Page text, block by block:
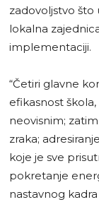
zadovoljstvo
lokalna
implementaciji.
“Četiri glavne
efikasnost
neovisnim;
zraka;
koje je sve
pokretanje
nastavnog